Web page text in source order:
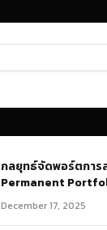
กลยุทธ์​จัดพอร์ตการ
Permanent
December 17, 2025